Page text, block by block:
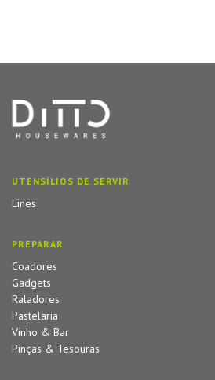
UTENSÍLIOS DE SERVIR
Lines
PREPARAR
Coadores
Gadgets
Raladores
Pastelaria
Vinho & Bar
Pinças & Tesouras